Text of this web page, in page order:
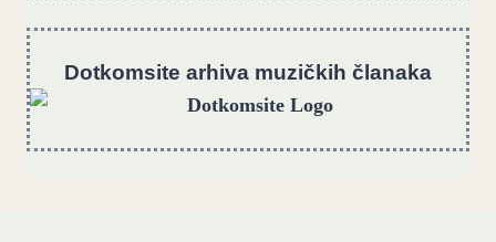
Dotkomsite arhiva muzičkih članaka